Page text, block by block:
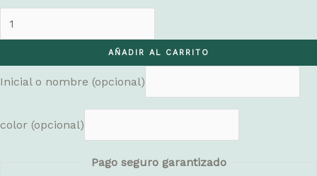
flores
cantidad
AÑADIR AL CARRITO
Inicial o nombre (opcional)
color (opcional)
Pago seguro garantizado